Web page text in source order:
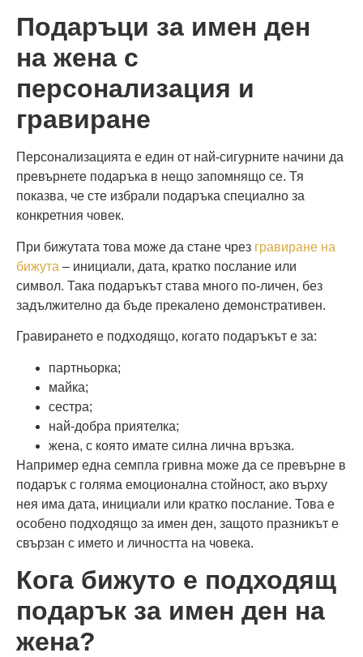
Подаръци за имен ден
на жена с
персонализация и
гравиране
Персонализацията е един от най-сигурните начини да
превърнете подаръка в нещо запомнящо се. Тя
показва, че сте избрали подаръка специално за
конкретния човек.
При бижутата това може да стане чрез гравиране на
бижута – инициали, дата, кратко послание или
символ. Така подаръкът става много по-личен, без
задължително да бъде прекалено демонстративен.
Гравирането е подходящо, когато подаръкът е за:
партньорка;
майка;
сестра;
най-добра приятелка;
жена, с която имате силна лична връзка.
Например една семпла гривна може да се превърне в
подарък с голяма емоционална стойност, ако върху
нея има дата, инициали или кратко послание. Това е
особено подходящо за имен ден, защото празникът е
свързан с името и личността на човека.
Кога бижуто е подходящ
подарък за имен ден на
жена?